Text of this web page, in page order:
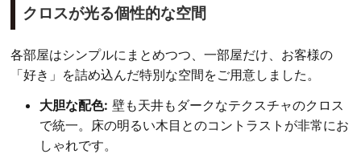
クロスが光る個性的な空間
各部屋はシンプルにまとめつつ、一部屋だけ、お客様の
「好き」を詰め込んだ特別な空間をご用意しました。
大胆な配色: 壁も天井もダークなテクスチャのクロス
で統一。床の明るい木目とのコントラストが非常にお
しゃれです。